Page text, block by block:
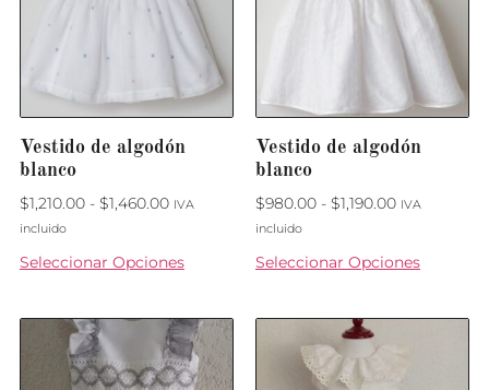
Vestido de algodón
blanco
$1,210.00 - $1,460.00 IVA
incluido
Seleccionar Opciones
Vestido de algodón
blanco
$980.00 - $1,190.00 IVA
incluido
Seleccionar Opciones